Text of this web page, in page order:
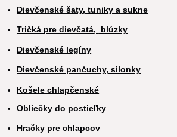
Dievčenské šaty, tuniky a sukne
Tričká pre dievčatá, blúzky
Dievčenské legíny
Dievčenské pančuchy, silonky
Košele chlapčenské
Obliečky do postieľky
Hračky pre chlapcov